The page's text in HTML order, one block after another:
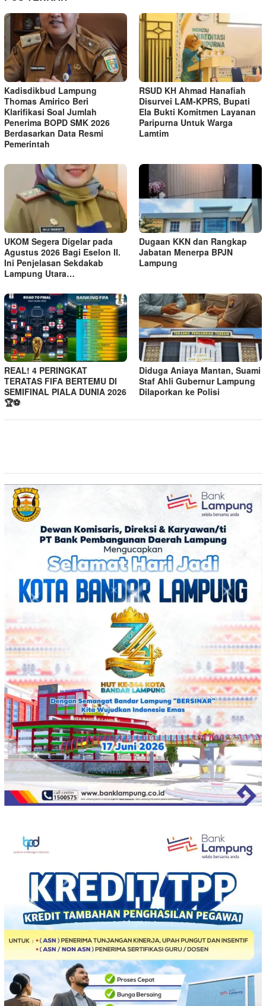
Kadisdikbud Lampung
Thomas Amirico Beri
Klarifikasi Soal Jumlah
Penerima BOPD SMK 2026
Berdasarkan Data Resmi
Pemerintah
RSUD KH Ahmad Hanafiah
Disurvei LAM-KPRS, Bupati
Ela Bukti Komitmen Layanan
Paripurna Untuk Warga
Lamtim
UKOM Segera Digelar pada
Agustus 2026 Bagi Eselon II.
Ini Penjelasan Sekdakab
Lampung Utara…
Dugaan KKN dan Rangkap
Jabatan Menerpa BPJN
Lampung
REAL! 4 PERINGKAT
TERATAS FIFA BERTEMU DI
SEMIFINAL PIALA DUNIA 2026
🏆⚽
Diduga Aniaya Mantan, Suami
Staf Ahli Gubernur Lampung
Dilaporkan ke Polisi